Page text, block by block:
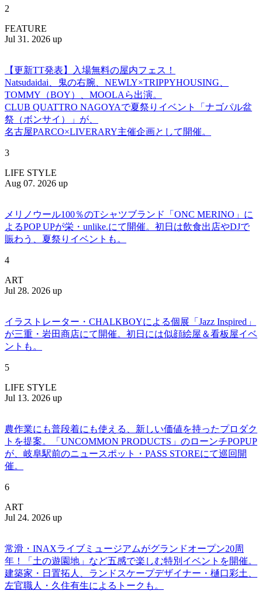
2
FEATURE
Jul 31. 2026 up
【更新TT発表】入場無料の屋内フェス！
Natsudaidai、鬼の右腕、NEWLY×TRIPPYHOUSING、
TOMMY（BOY）、MOOLAら出演。
CLUB QUATTRO NAGOYAで夏祭りイベント「ナゴパル盆
祭（ボンサイ）」が、
名古屋PARCO×LIVERARY主催企画として開催。
3
LIFE STYLE
Aug 07. 2026 up
メリノウール100％のTシャツブランド「ONC MERINO」に
よるPOP UPが栄・unlike.にて開催。初日は飲食出店やDJで
賑わう、夏祭りイベントも。
4
ART
Jul 28. 2026 up
イラストレーター・CHALKBOYによる個展「Jazz Inspired」
が三重・岩田商店にて開催。初日には似顔絵屋＆看板屋イベ
ントも。
5
LIFE STYLE
Jul 13. 2026 up
農作業にも普段着にも使える、新しい価値を持ったプロダク
トを提案。「UNCOMMON PRODUCTS」のローンチPOPUP
が、岐阜駅前のニュースポット・PASS STOREにて巡回開
催。
6
ART
Jul 24. 2026 up
常滑・INAXライブミュージアムがグランドオープン20周
年！「土の遊園地」など五感で楽しむ特別イベントを開催。
建築家・日置拓人、ランドスケープデザイナー・樋口彩土、
左官職人・久住有生によるトークも。